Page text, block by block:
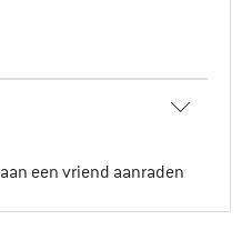
een vriend aanraden